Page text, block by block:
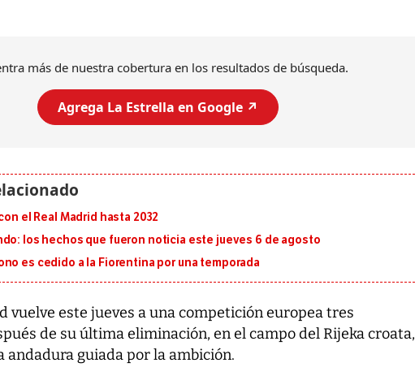
más de nuestra cobertura en los resultados de búsqueda.
Agrega La Estrella en Google ↗️
el Real Madrid hasta 2032
los hechos que fueron noticia este jueves 6 de agosto
es cedido a la Fiorentina por una temporada
vuelve este jueves a una competición europea tres
de su última eliminación, en el campo del Rijeka croata,
andadura guiada por la ambición.
al sur de Japón, provocando una